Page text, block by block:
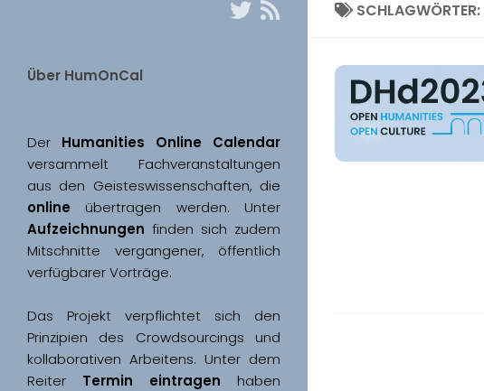
SCHLAGWÖRTER:
Über HumOnCal
Der
versammelt Fachveranstaltungen
online
Aufzeichnungen finden sich zudem
Mitschnitte vergangener, öffentlich
Das Projekt verpflichtet sich den
Prinzipien des Crowdsourcings und
kollaborativen Arbeitens. Unter dem
Reiter Termin eintragen haben